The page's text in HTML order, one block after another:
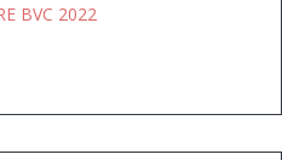
BVC 2022